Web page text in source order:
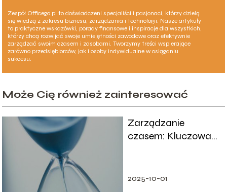
Zespół Officego.pl to doświadczeni specjaliści i pasjonaci, którzy dzielą
się wiedzą z zakresu biznesu, zarządzania i technologii. Nasze artykuły
to praktyczne wskazówki, porady finansowe i inspiracje dla wszystkich,
którzy chcą rozwijać swoje umiejętności zawodowe oraz efektywnie
zarządzać swoim czasem i zasobami. Tworzymy treści wspierające
zarówno przedsiębiorców, jak i osoby indywidualne w osiąganiu
sukcesu.
Może Cię również zainteresować
Zarządzanie
czasem: Kluczowa
2025-10-01